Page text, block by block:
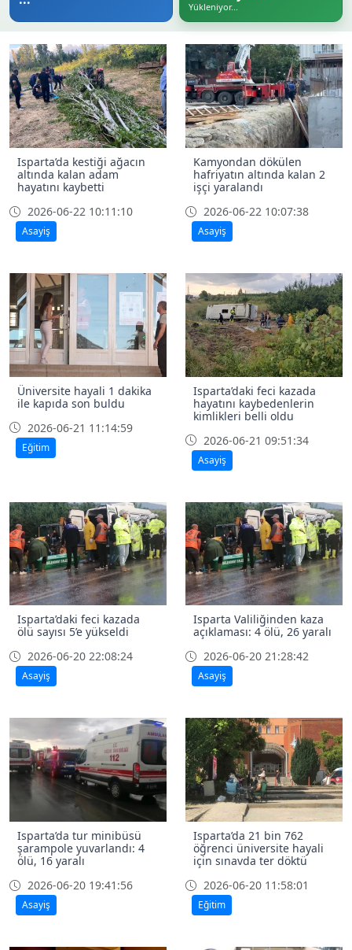
Yükleniyor...
Isparta’da kestiği ağacın
altında kalan adam
hayatını kaybetti
2026-06-22 10:11:10
Asayiş
Kamyondan dökülen
hafriyatın altında kalan 2
işçi yaralandı
2026-06-22 10:07:38
Asayiş
Üniversite hayali 1 dakika
ile kapıda son buldu
2026-06-21 11:14:59
Eğitim
Isparta’daki feci kazada
hayatını kaybedenlerin
kimlikleri belli oldu
2026-06-21 09:51:34
Asayiş
Isparta’daki feci kazada
ölü sayısı 5’e yükseldi
2026-06-20 22:08:24
Asayiş
Isparta Valiliğinden kaza
açıklaması: 4 ölü, 26 yaralı
2026-06-20 21:28:42
Asayiş
Isparta’da tur minibüsü
şarampole yuvarlandı: 4
ölü, 16 yaralı
2026-06-20 19:41:56
Asayiş
Isparta’da 21 bin 762
öğrenci üniversite hayali
için sınavda ter döktü
2026-06-20 11:58:01
Eğitim